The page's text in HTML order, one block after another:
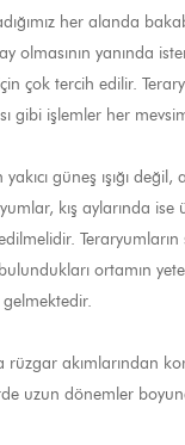
her alanda
olmasının yanında
çok tercih edilir.
gibi işlemler her
güneş ışığı değil,
kış aylarında
ortamın
rüzgar akımlarından
uzun dönemler